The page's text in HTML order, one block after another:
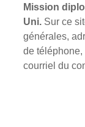
Mission
Uni. Sur ce
générales,
de
courriel du